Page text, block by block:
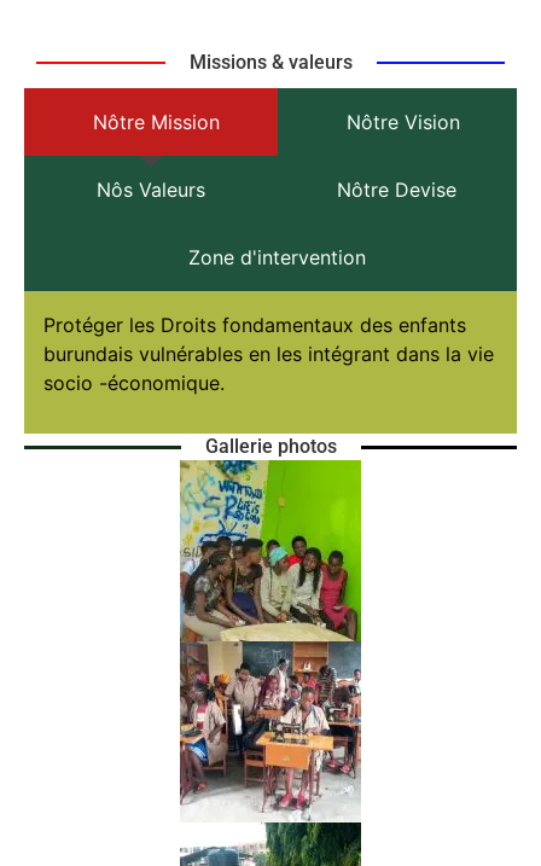
Missions & valeurs
Nôtre Mission Nôtre Vision
Nôs Valeurs Nôtre Devise
Zone d'intervention
Protéger les Droits fondamentaux des enfants
burundais vulnérables en les intégrant dans la vie
socio -économique.
Gallerie photos